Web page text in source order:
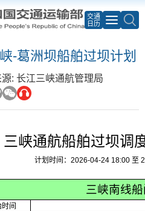
交通
日历
-葛洲坝船舶过坝计划
源: 长江三峡通航管理局
三峡通航船舶过坝调
计划时间：2026-04-24 18:00 至
三峡南线
间